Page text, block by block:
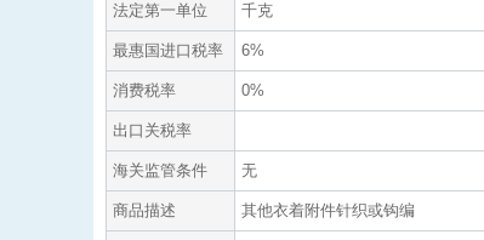
法定第一单位 千克
最惠国进口税率 6%
消费税率 0%
出口关税率
海关监管条件 无
商品描述 其他衣着附件针织或钩编